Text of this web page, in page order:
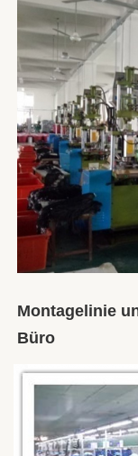
Montagelinie
Büro